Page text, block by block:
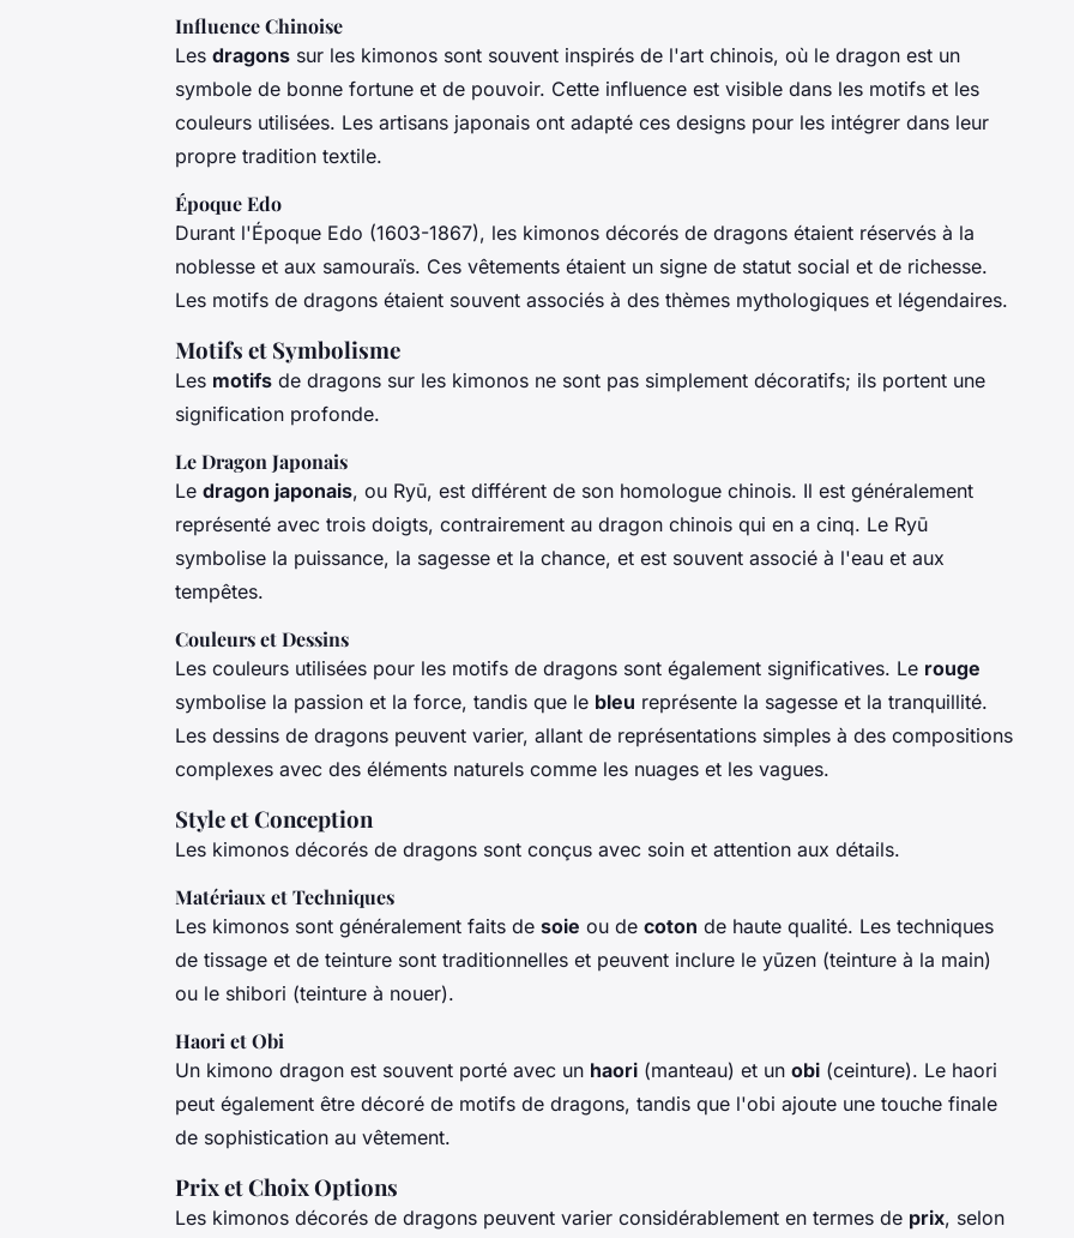
Influence Chinoise
Les dragons sur les kimonos sont souvent inspirés de l'art chinois, où le dragon est un
symbole de bonne fortune et de pouvoir. Cette influence est visible dans les motifs et les
couleurs utilisées. Les artisans japonais ont adapté ces designs pour les intégrer dans leur
propre tradition textile.
Époque Edo
Durant l'Époque Edo (1603-1867), les kimonos décorés de dragons étaient réservés à la
noblesse et aux samouraïs. Ces vêtements étaient un signe de statut social et de richesse.
Les motifs de dragons étaient souvent associés à des thèmes mythologiques et légendaires.
Motifs et Symbolisme
Les motifs de dragons sur les kimonos ne sont pas simplement décoratifs; ils portent une
signification profonde.
Le Dragon Japonais
Le dragon japonais, ou Ryū, est différent de son homologue chinois. Il est généralement
représenté avec trois doigts, contrairement au dragon chinois qui en a cinq. Le Ryū
symbolise la puissance, la sagesse et la chance, et est souvent associé à l'eau et aux
tempêtes.
Couleurs et Dessins
Les couleurs utilisées pour les motifs de dragons sont également significatives. Le rouge
symbolise la passion et la force, tandis que le bleu représente la sagesse et la tranquillité.
Les dessins de dragons peuvent varier, allant de représentations simples à des compositions
complexes avec des éléments naturels comme les nuages et les vagues.
Style et Conception
Les kimonos décorés de dragons sont conçus avec soin et attention aux détails.
Matériaux et Techniques
Les kimonos sont généralement faits de soie ou de coton de haute qualité. Les techniques
de tissage et de teinture sont traditionnelles et peuvent inclure le yūzen (teinture à la main)
ou le shibori (teinture à nouer).
Haori et Obi
Un kimono dragon est souvent porté avec un haori (manteau) et un obi (ceinture). Le haori
peut également être décoré de motifs de dragons, tandis que l'obi ajoute une touche finale
de sophistication au vêtement.
Prix et Choix Options
Les kimonos décorés de dragons peuvent varier considérablement en termes de prix, selon